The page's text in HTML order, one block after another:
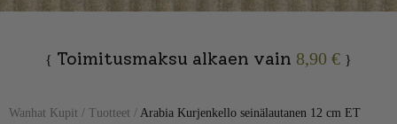
{ Toimitusmaksu alkaen vain 8,90 € }
Wanhat Kupit / Tuotteet / Arabia Kurjenkello seinälautanen 12 cm ET